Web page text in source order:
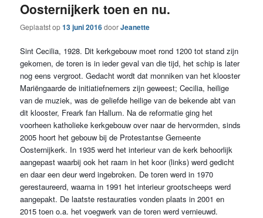
Oosternijkerk toen en nu.
Geplaatst op13 juni 2016doorJeanette
Sint Cecilia, 1928. Dit kerkgebouw moet rond 1200 tot stand zijn
gekomen, de toren is in ieder geval van die tijd, het schip is later
nog eens vergroot. Gedacht wordt dat monniken van het klooster
Mariëngaarde de initiatiefnemers zijn geweest; Cecilia, heilige
van de muziek, was de geliefde heilige van de bekende abt van
dit klooster, Freark fan Hallum. Na de reformatie ging het
voorheen katholieke kerkgebouw over naar de hervormden, sinds
2005 hoort het gebouw bij de Protestantse Gemeente
Oosternijkerk. In 1935 werd het interieur van de kerk behoorlijk
aangepast waarbij ook het raam in het koor (links) werd gedicht
en daar een deur werd ingebroken. De toren werd in 1970
gerestaureerd, waarna in 1991 het interieur grootscheeps werd
aangepakt. De laatste restauraties vonden plaats in 2001 en
2015 toen o.a. het voegwerk van de toren werd vernieuwd.